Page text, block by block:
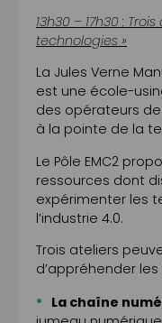
13h30 – 17h30 :
technologies »
La Jules Verne
est une école-
des opérateurs
à la pointe de la
Le Pôle EMC2
ressources dont
expérimenter les
l’industrie 4.0.
Trois ateliers
d’appréhender
La chaîne